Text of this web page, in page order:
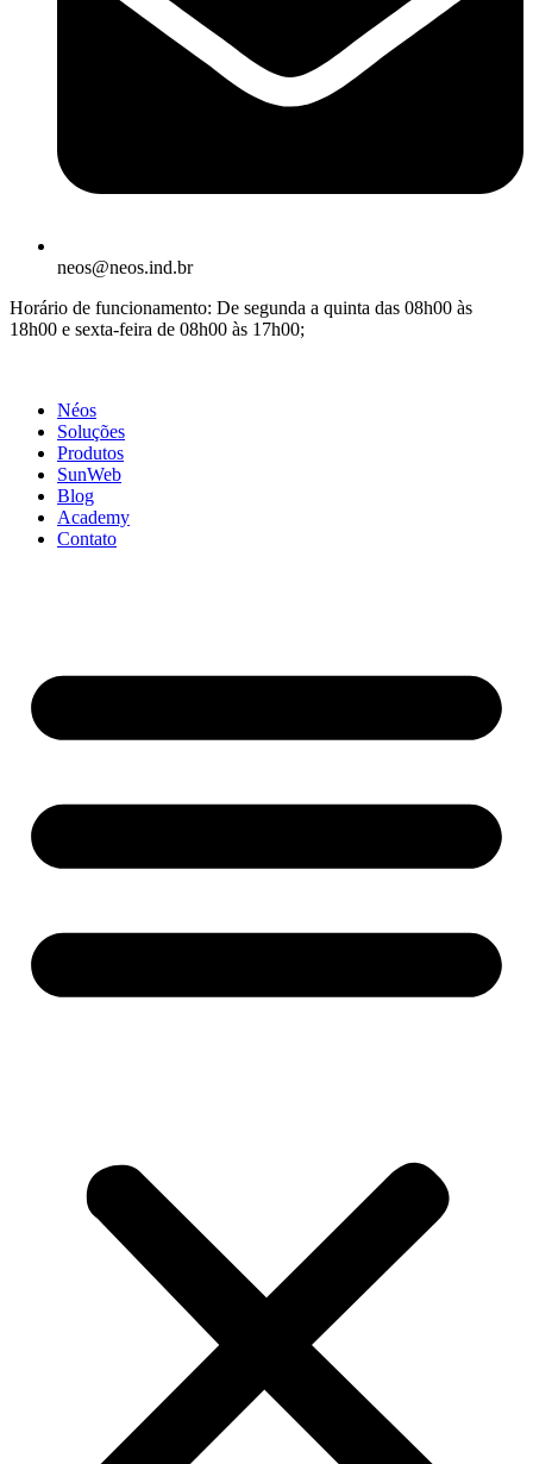
neos@neos.ind.br
Horário de funcionamento: De segunda a quinta das 08h00 às
18h00 e sexta-feira de 08h00 às 17h00;
Néos
Soluções
Produtos
SunWeb
Blog
Academy
Contato